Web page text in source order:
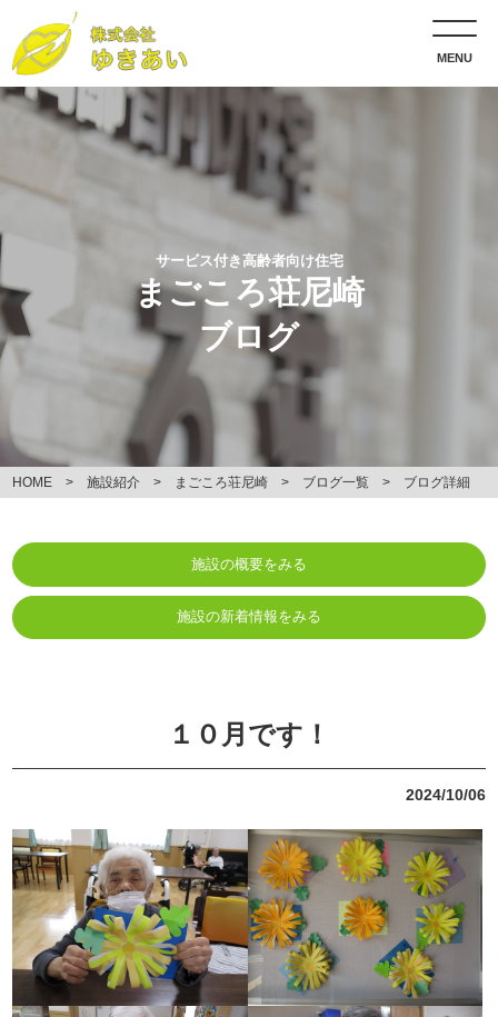
MENU
サービス付き高齢者向け住宅
まごころ荘尼崎
ブログ
HOME 施設紹介 まごころ荘尼崎 ブログ一覧 ブログ詳細
施設の概要をみる
施設の新着情報をみる
１０月です！
2024/10/06